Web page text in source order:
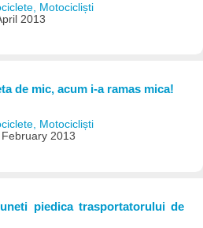
Motocicliști
2013
de mic, acum i-a ramas mica!
Motocicliști
2013
piedica trasportatorului de